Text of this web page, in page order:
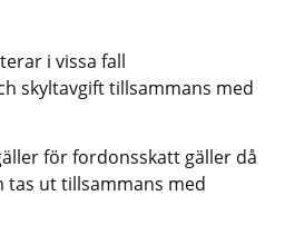
i vissa fall
skyltavgift tillsammans med
för fordonsskatt gäller då
tas ut tillsammans med